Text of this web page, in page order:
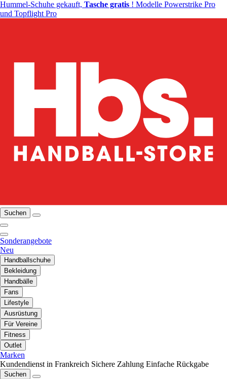
Hummel-Schuhe gekauft, Tasche gratis ! Modelle Powerstrike Pro
und Topflight Pro
Suchen
Sonderangebote
Neu
Handballschuhe
Bekleidung
Handbälle
Fans
Lifestyle
Ausrüstung
Für Vereine
Fitness
Outlet
Marken
Kundendienst in Frankreich Sichere Zahlung Einfache Rückgabe
Suchen